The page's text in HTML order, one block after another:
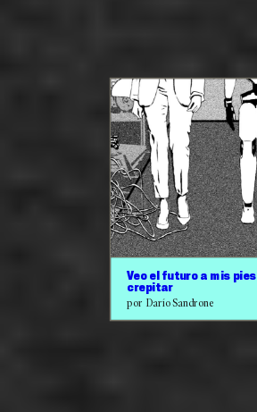
Veo el futuro a mis pies
crepitar
por Darío Sandrone